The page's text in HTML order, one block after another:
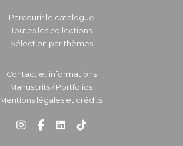
Parcourir le catalogue
Toutes les collections
Sélection par thèmes
Contact et informations
Manuscrits / Portfolios
Mentions légales et crédits